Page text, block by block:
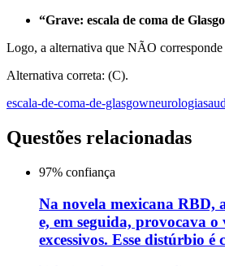
“Grave: escala de coma de
Logo, a alternativa que NÃO
Alternativa correta: (C).
escala-de-coma-de-glasgowneurologia
Questões relacionadas
97% confiança
Na novela mexicana RBD,
e, em seguida, provocava
excessivos. Esse distúrbio é